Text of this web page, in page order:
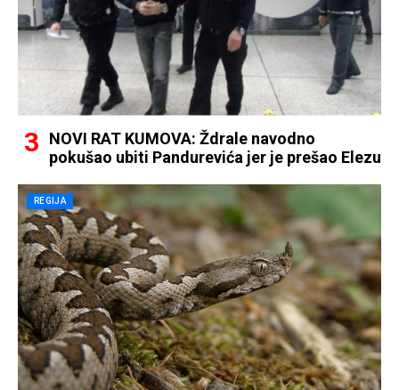
NOVI RAT KUMOVA: Ždrale navodno
pokušao ubiti Pandurevića jer je prešao Elezu
REGIJA